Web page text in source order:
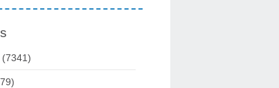
(7341)